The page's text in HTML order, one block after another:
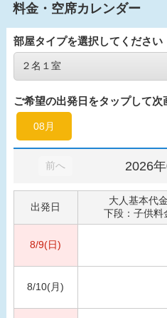
料金・空席カレンダー
部屋タイプを選択してください
ご希望の出発日をタップして次
08月
前へ 2026
出発日
大人基本代金
下段：子供料
8/9(日)
8/10(月)